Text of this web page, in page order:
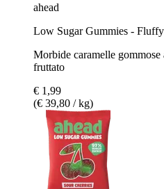
ahead
Low Sugar Gummies -
Morbide caramelle
fruttato
€ 1,99
(€ 39,80 / kg)